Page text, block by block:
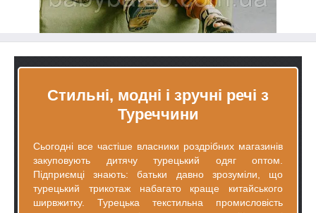
Стильні, модні і зручні речі з
Туреччини
Сьогодні все частіше власники роздрібних магазинів
закуповують дитячу турецький одяг оптом.
Підприємці знають: батьки давно зрозуміли, що
турецький трикотаж набагато краще китайського
ширвжитку. Турецька текстильна промисловість